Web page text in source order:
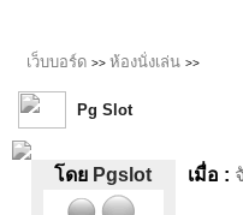
เว็บบอร์ด >> ห้องนั่งเล่น >>
Pg Slot
โดย Pgslot เมื่อ :